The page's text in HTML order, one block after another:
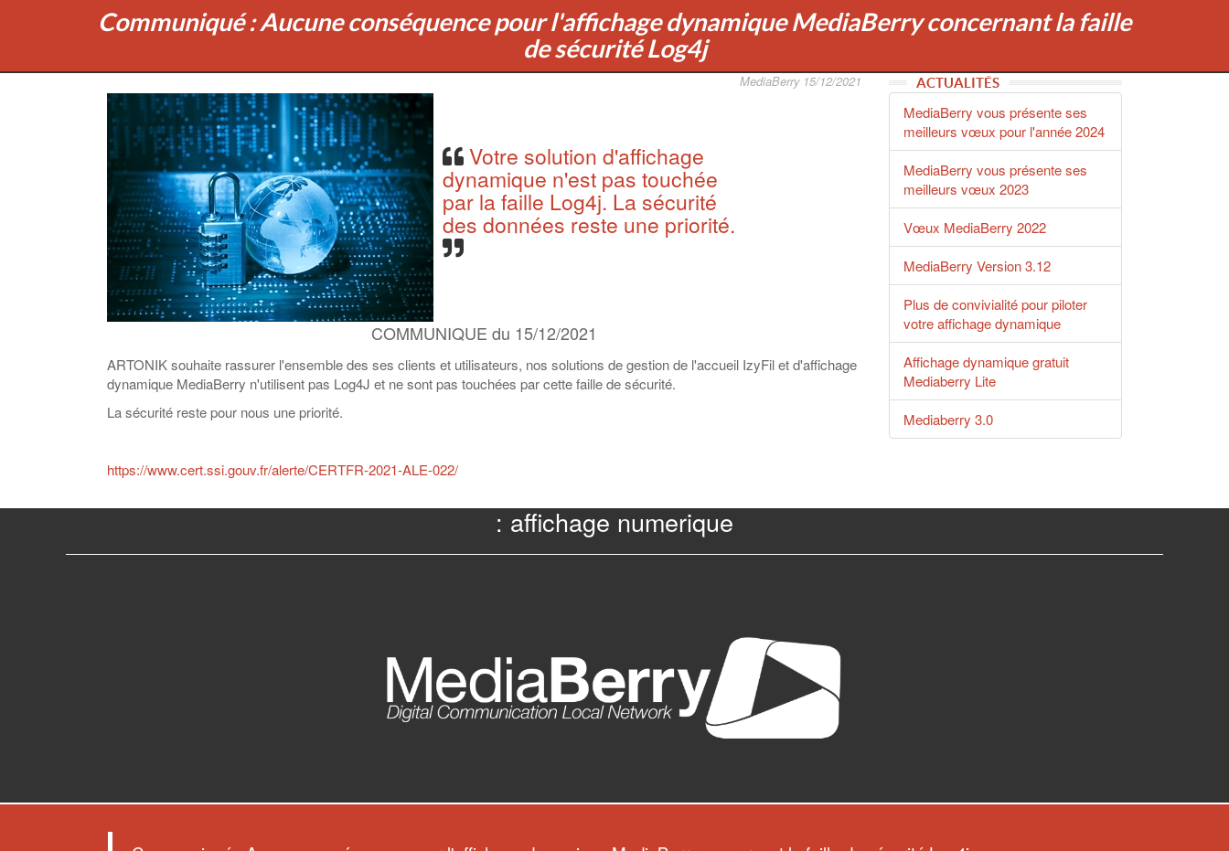
Communiqué : Aucune conséquence pour l'affichage dynamique MediaBerry concernant la faille
de sécurité Log4j
MediaBerry 15/12/2021
Votre solution d'affichage
dynamique n'est pas touchée
par la faille Log4j. La sécurité
des données reste une priorité.
COMMUNIQUE du 15/12/2021
ARTONIK souhaite rassurer l'ensemble des ses clients et utilisateurs, nos solutions de gestion de l'accueil IzyFil et d'affichage
dynamique MediaBerry n'utilisent pas Log4J et ne sont pas touchées par cette faille de sécurité.
La sécurité reste pour nous une priorité.
https://www.cert.ssi.gouv.fr/alerte/CERTFR-2021-ALE-022/
ACTUALITÉS
MediaBerry vous présente ses
meilleurs vœux pour l'année 2024
MediaBerry vous présente ses
meilleurs vœux 2023
Vœux MediaBerry 2022
MediaBerry Version 3.12
Plus de convivialité pour piloter
votre affichage dynamique
Affichage dynamique gratuit
Mediaberry Lite
Mediaberry 3.0
: affichage numerique